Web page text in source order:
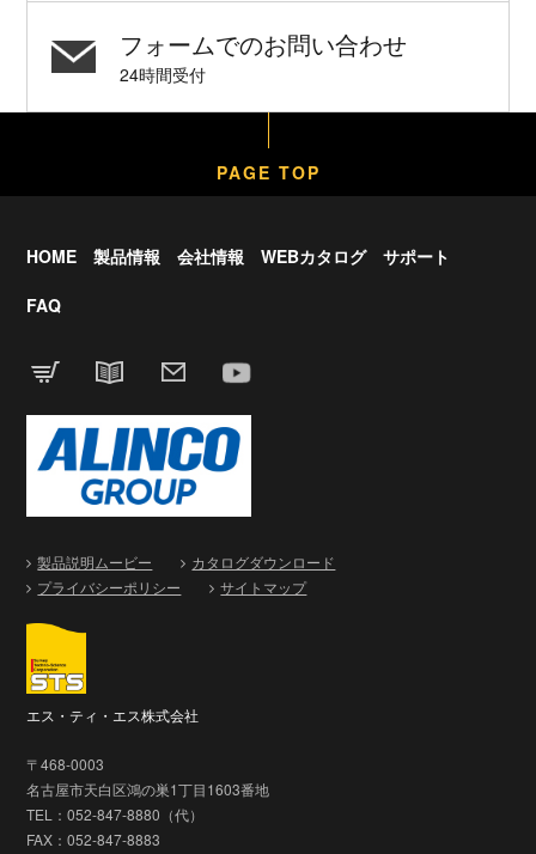
フォームでのお問い合わせ
24時間受付
PAGE TOP
HOME 製品情報 会社情報 WEBカタログ サポート
FAQ
製品説明ムービー
カタログダウンロード
プライバシーポリシー
サイトマップ
エス・ティ・エス株式会社
〒468-0003
名古屋市天白区鴻の巣1丁目1603番地
TEL：052-847-8880（代）
FAX：052-847-8883